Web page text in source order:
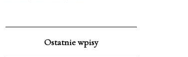
Ostatnie wpisy